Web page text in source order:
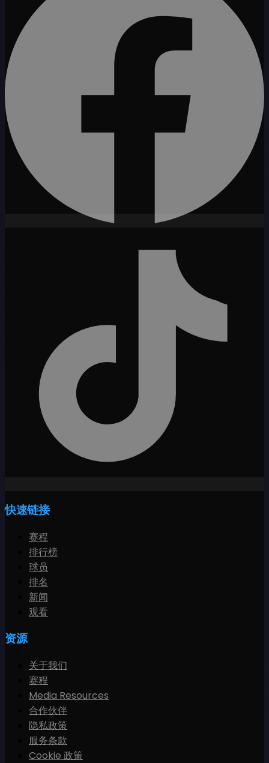
快速链接
赛程
排行榜
球员
排名
新闻
观看
资源
关于我们
赛程
Media Resources
合作伙伴
隐私政策
服务条款
Cookie 政策